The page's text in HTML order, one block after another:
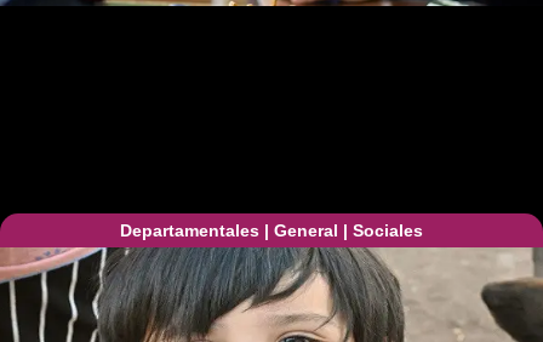
Departamentales | General | Sociales